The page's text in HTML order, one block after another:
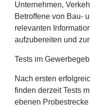
Unternehmen,
Betroffene von Bau-
relevanten
aufzubereiten und
Tests im
Nach ersten
finden derzeit Tests
ebenen